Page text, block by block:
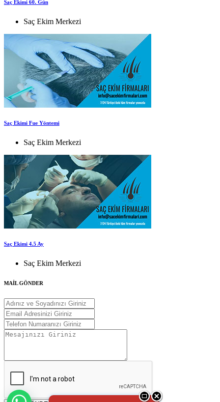
Saç Ekimi 60. Gün
Saç Ekim Merkezi
Saç Ekimi Fue Yöntemi
Saç Ekim Merkezi
Saç Ekimi 4.5 Ay
Saç Ekim Merkezi
MAİL GÖNDER